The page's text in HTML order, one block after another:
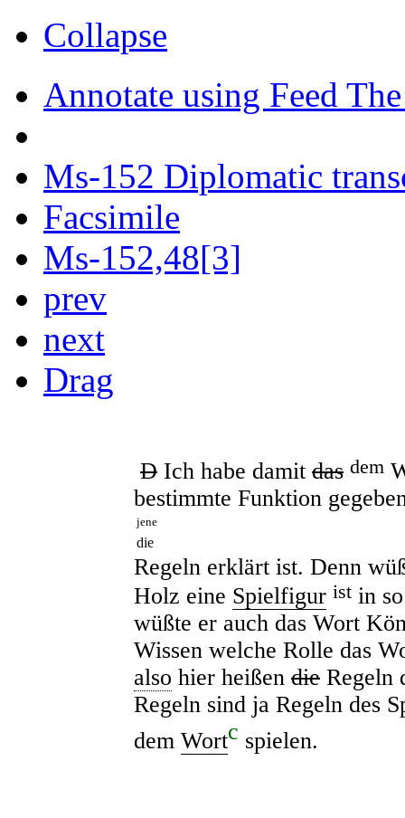
Collapse
Annotate using Feed
Ms-152 Diplomatic
Facsimile
Ms-152,48[3]
prev
next
Drag
D Ich habe damit das dem
bestimmte Funktion
jene
die
Regeln erklärt ist. Denn
Holz eine Spielfigur ist in
wüßte er auch das Wort
Wissen welche Rolle das
also hier heißen die Regeln
Regeln sind ja Regeln des
dem Wortc spielen.